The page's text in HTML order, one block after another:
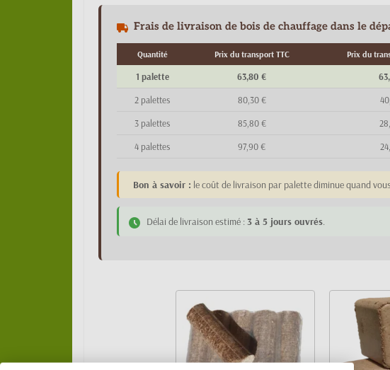
Frais de livraison de bois de chauffage dans le
Quantité Prix du transport TTC Prix du
1 palette 63,80 €
2 palettes 80,30 €
3 palettes 85,80 €
4 palettes 97,90 €
Bon à savoir : le coût de livraison par palette diminue quand
Délai de livraison estimé : 3 à 5 jours ouvrés.